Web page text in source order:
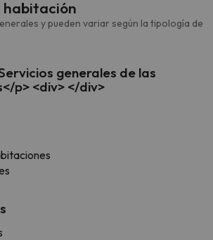
habitación
y pueden variar según la tipología de
generales de las
habitaciones</p> <div> </div>